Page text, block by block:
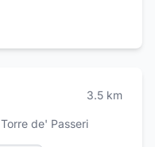
3.5 km
Torre de' Passeri